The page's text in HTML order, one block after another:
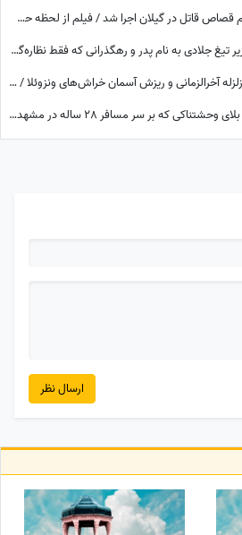
پایان نفس‌گیر پرونده ایلیا؛ حکم قصاص قاتل در گیلان اجرا شد / فیلم از لحظه حضور مادر داغدیده ایلیا کوچولو و مردم جلوی زندان رشت در زمان اعدام قاتل
تراژدی دردناک فاطمه سلطانی زیر تیغ جلادی به نام پدر و رهگذرانی که فقط نظاره‌گر هستند! / قلب یک ملت شکست + ویدئو
ببینید؛ لحظه وحشتناک وقوع زلزله آخرالزمانی و ریزش آسمان خراش‌های ونزوئلا / فیلم وایرال عشق یک زوج سالمند هنگام زمین‌لرزه
تصاویر 14 روز شکنجه در کمد؛ بلای وحشتناکی که بر سر مسافر 28 ساله در مشهد آوردند + جزئیات ماجرا
ارسال نظر